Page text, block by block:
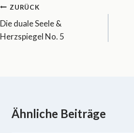
Beitragsnavigation
ZURÜCK
Die duale Seele &
Herzspiegel No. 5
Ähnliche Beiträge